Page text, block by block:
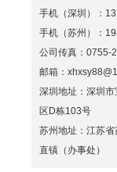
手机（深圳）：
手机（苏州）：
公司传真：0755-
邮箱：
深圳地址：深圳
区D栋103号
苏州地址：江苏
直镇（办事处）